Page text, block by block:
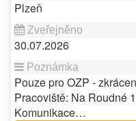
Plzeň
30.07.2026
Pouze pro OZP -
Pracoviště: Na Roudné
Komunikace…